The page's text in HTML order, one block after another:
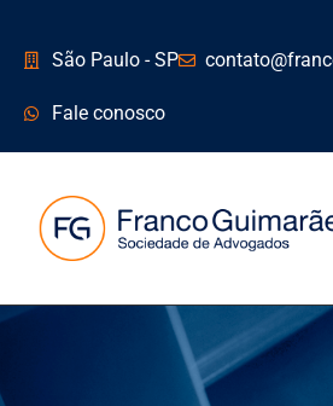
São Paulo - SP
Fale conosco